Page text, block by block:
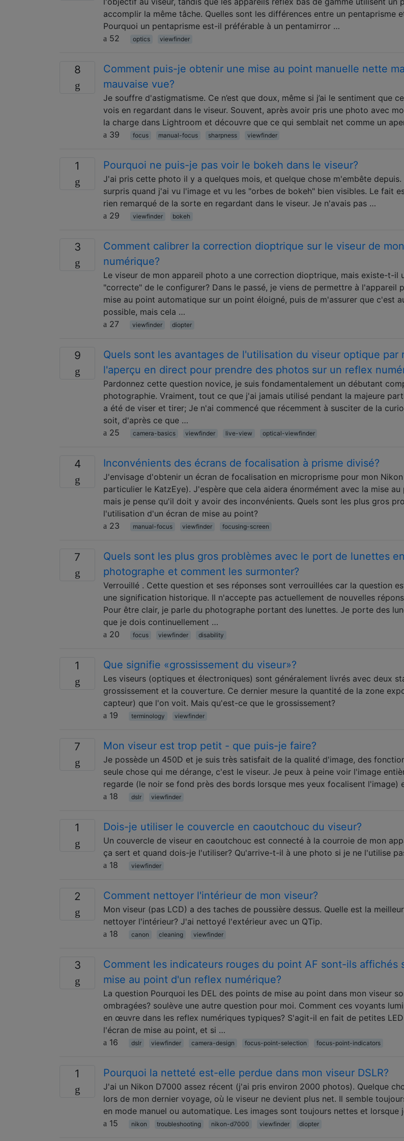
accomplir la même tâche. Quelles sont les différences entre un pentaprisme
Pourquoi un pentaprisme est-il préférable à un pentamirror …
52
optics viewfinder
8
Comment puis-je obtenir une mise au point manuelle nette
mauvaise vue?
Je souffre d'astigmatisme. Ce n’est que doux, même si j’ai le sentiment que
vois en regardant dans le viseur. Souvent, après avoir pris une photo avec
la charge dans Lightroom et découvre que ce qui semblait net comme un
39
focus manual-focus sharpness viewfinder
1 Pourquoi ne puis-je pas voir le bokeh dans le viseur?
J'ai pris cette photo il y a quelques mois, et quelque chose m'embête depuis.
surpris quand j'ai vu l'image et vu les "orbes de bokeh" bien visibles. Le fait
rien remarqué de la sorte en regardant dans le viseur. Je n'avais pas …
29
viewfinder bokeh
3
Comment calibrer la correction dioptrique sur le viseur de
numérique?
Le viseur de mon appareil photo a une correction dioptrique, mais existe-t-il
"correcte" de le configurer? Dans le passé, je viens de permettre à l'appareil
mise au point automatique sur un point éloigné, puis de m'assurer que c'est
possible, mais cela …
27
viewfinder diopter
9
Quels sont les avantages de l'utilisation du viseur optique par
l'aperçu en direct pour prendre des photos sur un reflex
Pardonnez cette question novice, je suis fondamentalement un débutant
photographie. Vraiment, tout ce que j'ai jamais utilisé pendant la majeure
a été de viser et tirer; Je n'ai commencé que récemment à susciter de la
soit, d'après ce que …
25
camera-basics viewfinder live-view optical-viewfinder
4 Inconvénients des écrans de focalisation à prisme divisé?
J'envisage d'obtenir un écran de focalisation en microprisme pour mon
particulier le KatzEye). J'espère que cela aidera énormément avec la mise au
mais je pense qu'il doit y avoir des inconvénients. Quels sont les plus gros
l'utilisation d'un écran de mise au point?
23
manual-focus viewfinder focusing-screen
7
Quels sont les plus gros problèmes avec le port de lunettes
photographe et comment les surmonter?
Verrouillé . Cette question et ses réponses sont verrouillées car la question
une signification historique. Il n'accepte pas actuellement de nouvelles
Pour être clair, je parle du photographe portant des lunettes. Je porte des
que je dois continuellement …
20
focus viewfinder disability
1 Que signifie «grossissement du viseur»?
Les viseurs (optiques et électroniques) sont généralement livrés avec deux
grossissement et la couverture. Ce dernier mesure la quantité de la zone
capteur) que l'on voit. Mais qu'est-ce que le grossissement?
19
terminology viewfinder
7 Mon viseur est trop petit - que puis-je faire?
Je possède un 450D et je suis très satisfait de la qualité d'image, des
seule chose qui me dérange, c'est le viseur. Je peux à peine voir l'image
regarde (le noir se fond près des bords lorsque mes yeux focalisent l'image)
18
dslr viewfinder
1 Dois-je utiliser le couvercle en caoutchouc du viseur?
Un couvercle de viseur en caoutchouc est connecté à la courroie de mon
ça sert et quand dois-je l'utiliser? Qu'arrive-t-il à une photo si je ne l'utilise
18
viewfinder
2 Comment nettoyer l'intérieur de mon viseur?
Mon viseur (pas LCD) a des taches de poussière dessus. Quelle est la
nettoyer l'intérieur? J'ai nettoyé l'extérieur avec un QTip.
18
canon cleaning viewfinder
3
Comment les indicateurs rouges du point AF sont-ils affichés
mise au point d'un reflex numérique?
La question Pourquoi les DEL des points de mise au point dans mon viseur
ombragées? soulève une autre question pour moi. Comment ces voyants
en œuvre dans les reflex numériques typiques? S'agit-il en fait de petites
l'écran de mise au point, et si …
16
dslr viewfinder camera-design focus-point-selection focus-point-indicators
1 Pourquoi la netteté est-elle perdue dans mon viseur DSLR?
J'ai un Nikon D7000 assez récent (j'ai pris environ 2000 photos). Quelque
lors de mon dernier voyage, où le viseur ne devient plus net. Il semble
en mode manuel ou automatique. Les images sont toujours nettes et lorsque
15
nikon troubleshooting nikon-d7000 viewfinder diopter